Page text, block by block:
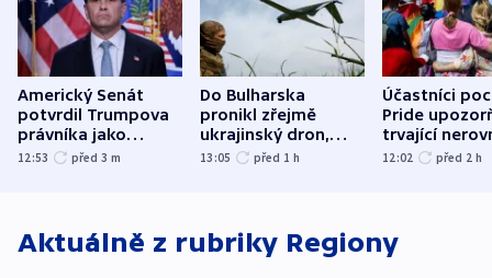
Americký Senát
potvrdil Trumpova
právníka jako
ministra
12:53 před 3 m
Do Bulharska
pronikl zřejmě
ukrajinský dron,
explodoval kilometr
13:05 před 1 h
Účastníci
Pride
trvající
12:02 před 2 h
Aktuálně z rubriky Regiony